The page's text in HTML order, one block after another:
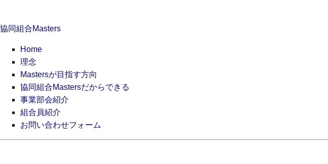
協同組合Masters
Home
理念
Mastersが目指す方向
協同組合Mastersだからできる
事業部会紹介
組合員紹介
お問い合わせフォーム